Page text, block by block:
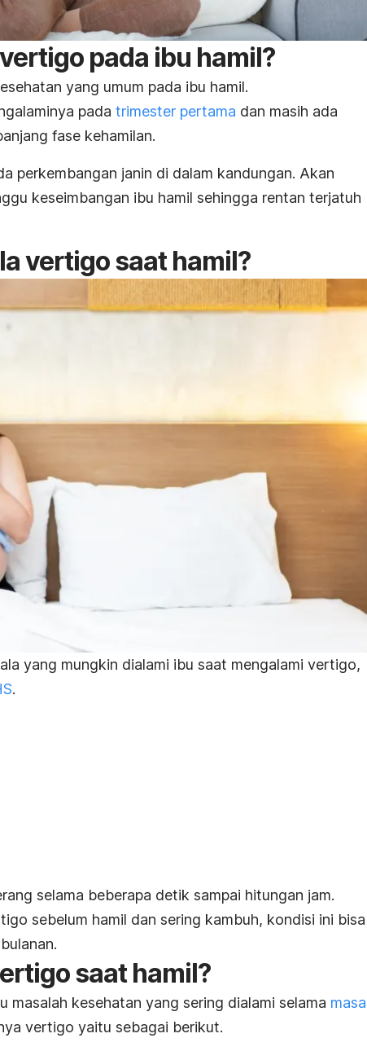
pada ibu hamil?
yang umum pada ibu hamil.
pada trimester pertama dan masih ada
fase kehamilan.
perkembangan janin di dalam kandungan. Akan
keseimbangan ibu hamil sehingga rentan terjatuh
vertigo saat hamil?
yang mungkin dialami ibu saat mengalami vertigo,
.
selama beberapa detik sampai hitungan jam.
sebelum hamil dan sering kambuh, kondisi ini bisa
saat hamil?
masalah kesehatan yang sering dialami selama masa
vertigo yaitu sebagai berikut.